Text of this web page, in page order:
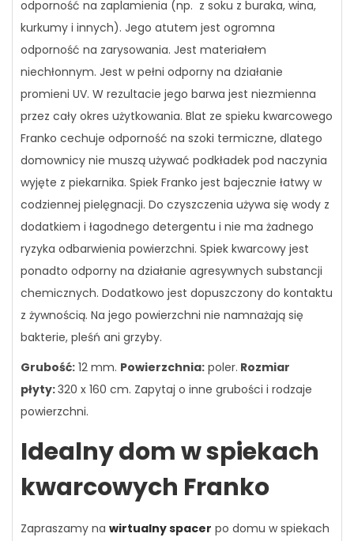
odporność na zaplamienia (np. z soku z buraka, wina,
kurkumy i innych). Jego atutem jest ogromna
odporność na zarysowania. Jest materiałem
niechłonnym. Jest w pełni odporny na działanie
promieni UV. W rezultacie jego barwa jest niezmienna
przez cały okres użytkowania. Blat ze spieku kwarcowego
Franko cechuje odporność na szoki termiczne, dlatego
domownicy nie muszą używać podkładek pod naczynia
wyjęte z piekarnika. Spiek Franko jest bajecznie łatwy w
codziennej pielęgnacji. Do czyszczenia używa się wody z
dodatkiem i łagodnego detergentu i nie ma żadnego
ryzyka odbarwienia powierzchni. Spiek kwarcowy jest
ponadto odporny na działanie agresywnych substancji
chemicznych. Dodatkowo jest dopuszczony do kontaktu
z żywnością. Na jego powierzchni nie namnażają się
bakterie, pleśń ani grzyby.
Grubość: 12 mm. Powierzchnia: poler. Rozmiar
płyty:320 x 160 cm. Zapytaj o inne grubości i rodzaje
powierzchni.
Idealny dom w spiekach
kwarcowych Franko
Zapraszamy na wirtualny spacer po domu w spiekach